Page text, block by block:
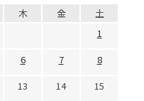
木 金
土
1
6 7
8
13 14
15